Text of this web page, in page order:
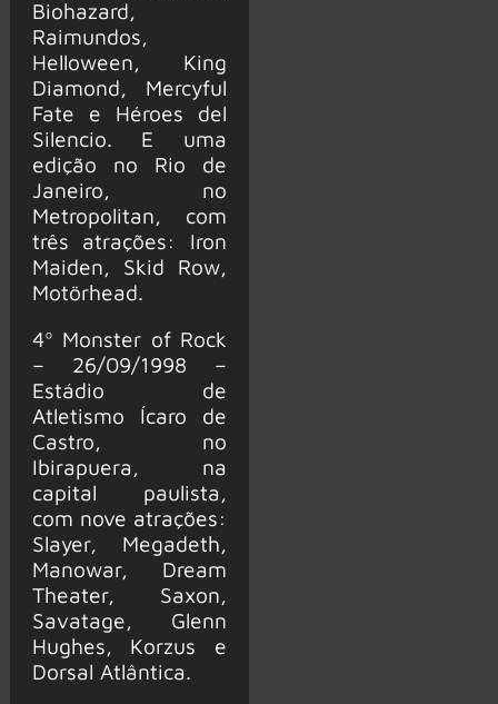
Biohazard,
Raimundos,
Helloween, King
Diamond, Mercyful
Fate e Héroes del
Silencio. E uma
edição no Rio de
Janeiro, no
Metropolitan, com
três atrações: Iron
Maiden, Skid Row,
Motörhead.
4º Monster of Rock
– 26/09/1998 –
Estádio de
Atletismo Ícaro de
Castro, no
Ibirapuera, na
capital paulista,
com nove atrações:
Slayer, Megadeth,
Manowar, Dream
Theater, Saxon,
Savatage, Glenn
Hughes, Korzus e
Dorsal Atlântica.